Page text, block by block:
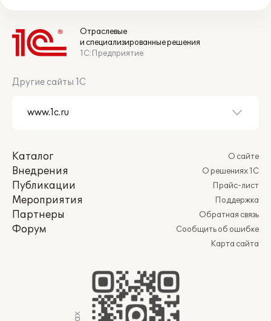
Отраслевые
и специализированные решения
1С:Предприятие
Другие сайты 1С
Каталог
Внедрения
Публикации
Мероприятия
Партнеры
Форум
О сайте
О решениях 1С
Прайс-лист
Поддержка
Обратная связь
Сообщить об ошибке
Карта сайта